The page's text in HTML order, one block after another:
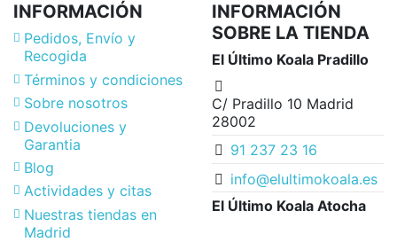
INFORMACIÓN
Pedidos, Envío y
Recogida
Términos y condiciones
Sobre nosotros
Devoluciones y
Garantia
Blog
Actividades y citas
Nuestras tiendas en
Madrid
INFORMACIÓN
SOBRE LA TIENDA
El Último Koala Pradillo
C/ Pradillo 10 Madrid
28002
91 237 23 16
info@elultimokoala.es
El Último Koala Atocha